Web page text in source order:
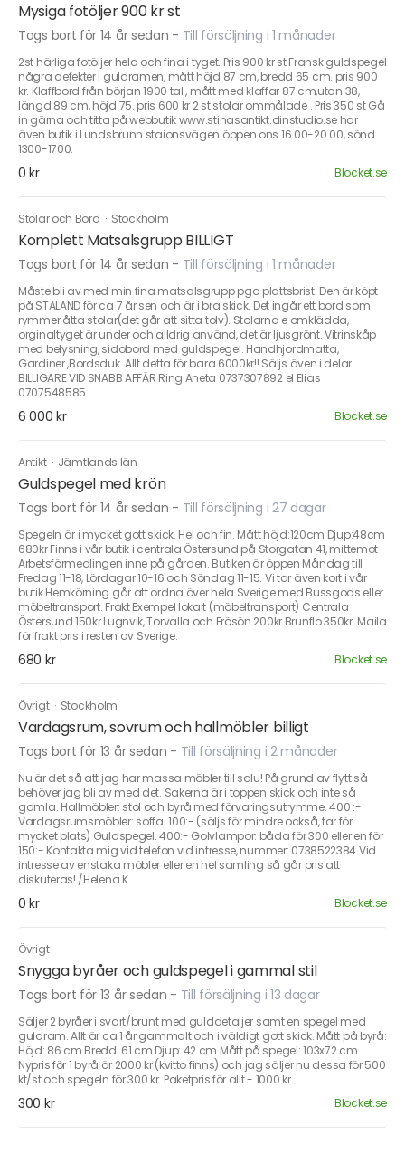
Mysiga fotöljer 900 kr st
Togs bort för 14 år sedan - Till försäljning i 1 månader
2st härliga fotöljer hela och fina i tyget. Pris 900 kr st Fransk guldspegel
några defekter i guldramen, mått höjd 87 cm, bredd 65 cm. pris 900
kr. Klaffbord från början 1900 tal , mått med klaffar 87 cm,utan 38,
längd 89 cm, höjd 75. pris 600 kr 2 st stolar ommålade . Pris 350 st Gå
in gärna och titta på webbutik www.stinasantikt.dinstudio.se har
även butik i Lundsbrunn staionsvägen öppen ons 16 00-20 00, sönd
1300-1700.
0 kr Blocket.se
Stolar och Bord · Stockholm
Komplett Matsalsgrupp BILLIGT
Togs bort för 14 år sedan - Till försäljning i 1 månader
Måste bli av med min fina matsalsgrupp pga plattsbrist. Den är köpt
på STALAND för ca 7 år sen och är i bra skick. Det ingår ett bord som
rymmer åtta stolar(det går att sitta tolv). Stolarna e omklädda,
orginaltyget är under och alldrig använd, det är ljusgrönt. Vitrinskåp
med belysning, sidobord med guldspegel. Handhjordmatta,
Gardiner ,Bordsduk. Allt detta för bara 6000kr!! Säljs även i delar.
BILLIGARE VID SNABB AFFÄR Ring Aneta 0737307892 el Elias
0707548585
6 000 kr Blocket.se
Antikt · Jämtlands län
Guldspegel med krön
Togs bort för 14 år sedan - Till försäljning i 27 dagar
Spegeln är i mycket gott skick. Hel och fin. Mått höjd:120cm Djup:48cm
680kr Finns i vår butik i centrala Östersund på Storgatan 41, mittemot
Arbetsförmedlingen inne på gården. Butiken är öppen Måndag till
Fredag 11-18, Lördagar 10-16 och Söndag 11-15. Vi tar även kort i vår
butik Hemkörning går att ordna över hela Sverige med Bussgods eller
möbeltransport. Frakt Exempel lokalt (möbeltransport) Centrala
Östersund 150kr Lugnvik, Torvalla och Frösön 200kr Brunflo 350kr. Maila
för frakt pris i resten av Sverige.
680 kr Blocket.se
Övrigt · Stockholm
Vardagsrum, sovrum och hallmöbler billigt
Togs bort för 13 år sedan - Till försäljning i 2 månader
Nu är det så att jag har massa möbler till salu! På grund av flytt så
behöver jag bli av med det. Sakerna är i toppen skick och inte så
gamla. Hallmöbler: stol och byrå med förvaringsutrymme. 400 :-
Vardagsrumsmöbler: soffa. 100:- (säljs för mindre också, tar för
mycket plats) Guldspegel. 400:- Golvlampor: båda för 300 eller en för
150:- Kontakta mig vid telefon vid intresse, nummer: 0738522384 Vid
intresse av enstaka möbler eller en hel samling så går pris att
diskuteras! /Helena K
0 kr Blocket.se
Övrigt
Snygga byråer och guldspegel i gammal stil
Togs bort för 13 år sedan - Till försäljning i 13 dagar
Säljer 2 byråer i svart/brunt med gulddetaljer samt en spegel med
guldram. Allt är ca 1 år gammalt och i väldigt gott skick. Mått på byrå:
Höjd: 86 cm Bredd: 61 cm Djup: 42 cm Mått på spegel: 103x72 cm
Nypris för 1 byrå är 2000 kr (kvitto finns) och jag säljer nu dessa för 500
kt/st och spegeln för 300 kr. Paketpris för allt - 1000 kr.
300 kr Blocket.se